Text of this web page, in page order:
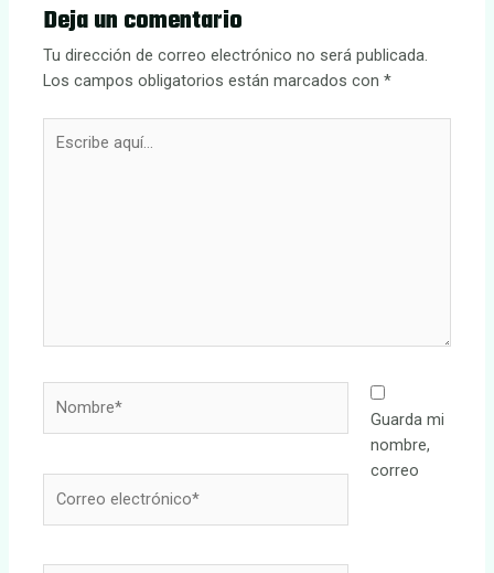
Deja un comentario
Tu dirección de correo electrónico no será publicada.
Los campos obligatorios están marcados con*
aquí...
electrónico*
Guarda mi
nombre,
correo